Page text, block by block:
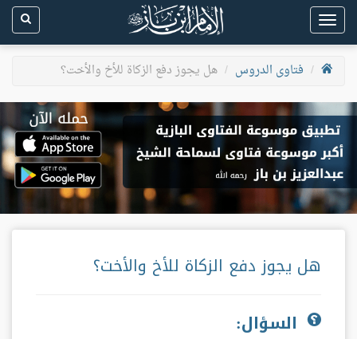
Toggle
navigation
فتاوى الدروس
هل يجوز دفع الزكاة للأخ والأخت؟
هل يجوز دفع الزكاة للأخ والأخت؟
السؤال: